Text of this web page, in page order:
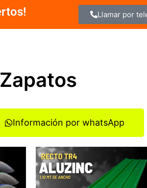
Llamar por
Información por whatsApp